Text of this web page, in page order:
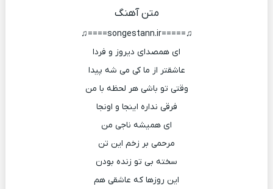
متن آهنگ
♫=====songestann.ir====♫
ای همصدای دیروز و فردا
عاشقتر از ما کی می شه پیدا
وقتی تو باشی هر لحظه با من
فرقی نداره اینجا و اونجا
ای همیشه ناجی من
مرحمی بر زخم این تن
سخته بی تو زنده بودن
این روزها که عاشقی هم